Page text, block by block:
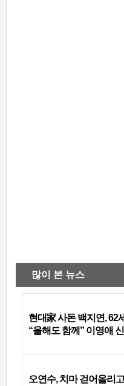
많이 본 뉴스
현대家 사돈 백지연, 62
“올해도 함께” 이영애
오연수, 치마 걷어올리